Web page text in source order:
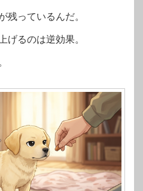
残っているんだ。
げるのは逆効果。